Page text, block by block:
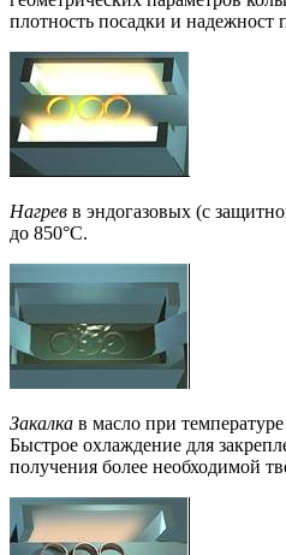
плотность посадки и
Нагрев в эндогазовых (с
до 850°С.
Закалка в масло при
Быстрое охлаждение для
получения более необходимой